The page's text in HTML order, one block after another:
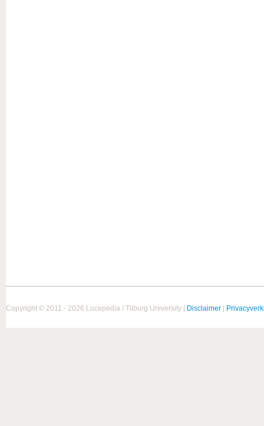
Copyright © 2011 - 2026 Lucepedia / Tilburg University | Disclaimer